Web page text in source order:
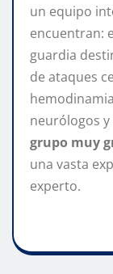
un equipo
encuentran:
guardia
de ataques
neurólogos
grupo muy
una vasta
experto.